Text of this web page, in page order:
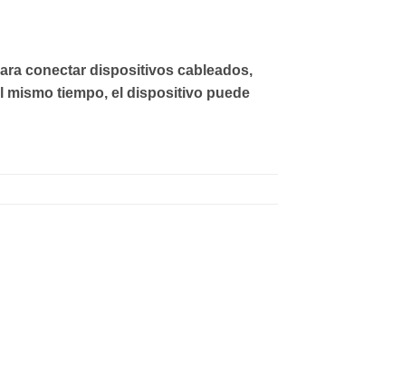
conectar dispositivos cableados,
tiempo, el dispositivo puede